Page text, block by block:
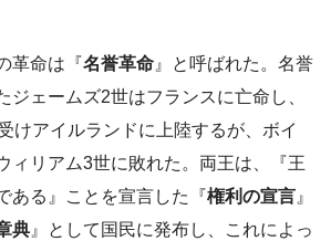
革命は『名誉革命 』と呼ばれた。名誉
ジェームズ2世はフランスに亡命し、
けアイルランドに上陸するが、ボイ
ィリアム3世に敗れた。両王は、『王
ある』ことを宣言した『権利の宣言 』
典 』として国民に発布し、これによっ